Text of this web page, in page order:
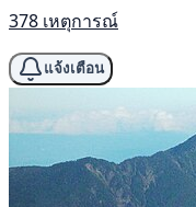
378 เหตุการณ์
แจ้งเตือน